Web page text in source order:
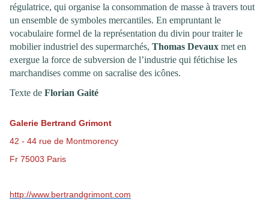
régulatrice, qui organise la consommation de masse à travers tout
un ensemble de symboles mercantiles. En empruntant le
vocabulaire formel de la représentation du divin pour traiter le
mobilier industriel des supermarchés, Thomas Devaux met en
exergue la force de subversion de l’industrie qui fétichise les
marchandises comme on sacralise des icônes.
Texte de Florian Gaité
Galerie Bertrand Grimont
42 - 44 rue de Montmorency
Fr 75003 Paris
http://www.bertrandgrimont.com